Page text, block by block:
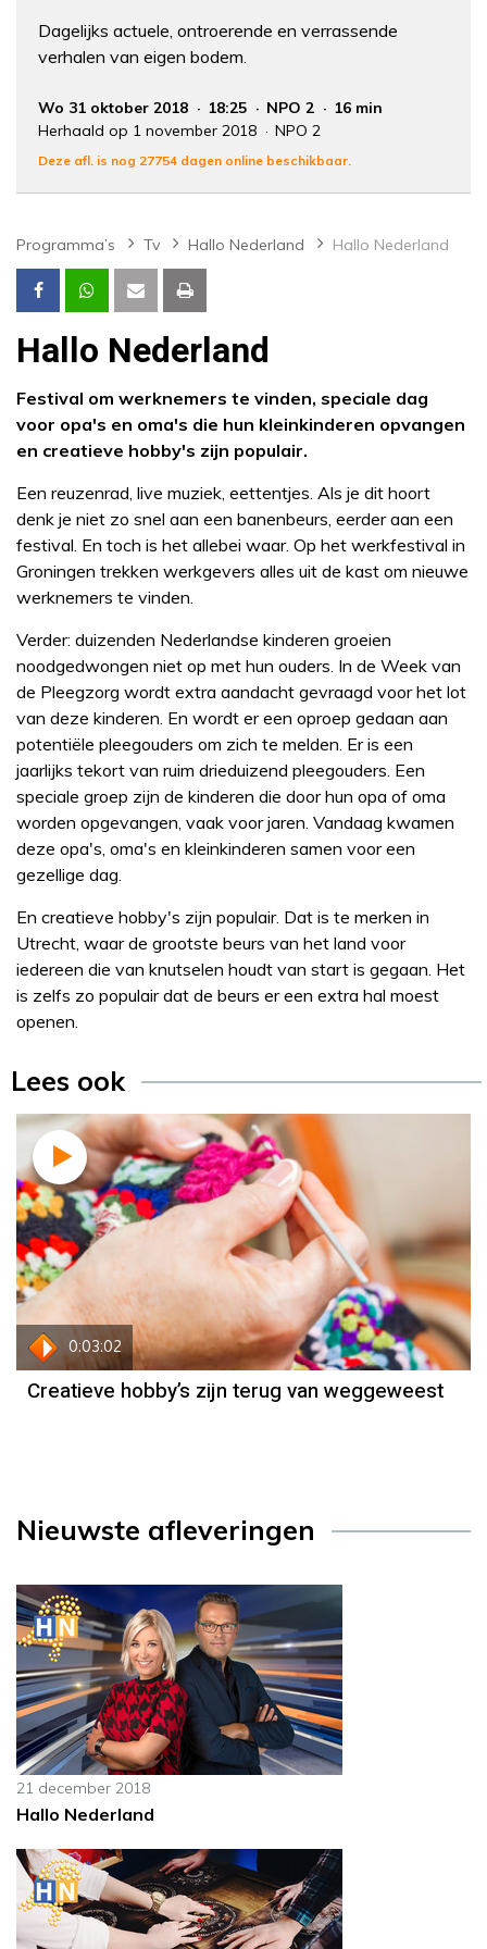
Dagelijks actuele, ontroerende en verrassende
verhalen van eigen bodem.
Wo 31 oktober 2018 18:25 NPO 2
16 min
Herhaald op 1 november 2018
NPO 2
Deze afl. is nog 27754 dagen online beschikbaar.
Programma’s Tv Hallo Nederland Hallo Nederland
Hallo Nederland
Festival om werknemers te vinden, speciale dag
voor opa's en oma's die hun kleinkinderen opvangen
en creatieve hobby's zijn populair.
Een reuzenrad, live muziek, eettentjes. Als je dit hoort
denk je niet zo snel aan een banenbeurs, eerder aan een
festival. En toch is het allebei waar. Op het werkfestival in
Groningen trekken werkgevers alles uit de kast om nieuwe
werknemers te vinden.
Verder: duizenden Nederlandse kinderen groeien
noodgedwongen niet op met hun ouders. In de Week van
de Pleegzorg wordt extra aandacht gevraagd voor het lot
van deze kinderen. En wordt er een oproep gedaan aan
potentiële pleegouders om zich te melden. Er is een
jaarlijks tekort van ruim drieduizend pleegouders. Een
speciale groep zijn de kinderen die door hun opa of oma
worden opgevangen, vaak voor jaren. Vandaag kwamen
deze opa's, oma's en kleinkinderen samen voor een
gezellige dag.
En creatieve hobby's zijn populair. Dat is te merken in
Utrecht, waar de grootste beurs van het land voor
iedereen die van knutselen houdt van start is gegaan. Het
is zelfs zo populair dat de beurs er een extra hal moest
openen.
Lees ook
0:03:02
Creatieve hobby’s zijn terug van weggeweest
Nieuwste afleveringen
21 december 2018
Hallo Nederland